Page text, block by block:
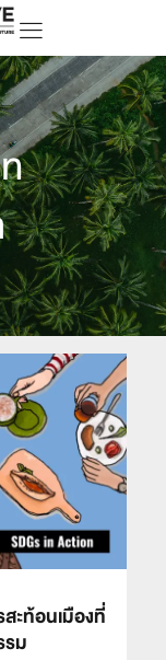
ะท้อนเมืองที่
ม